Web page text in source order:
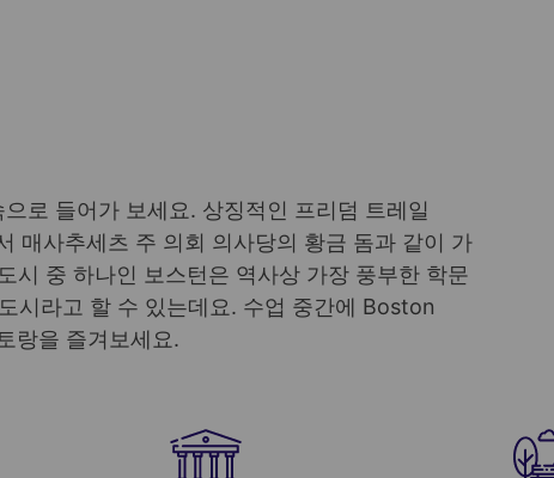
로 들어가 보세요. 상징적인 프리덤 트레일
매사추세츠 주 의회 의사당의 황금 돔과 같이 가
시 중 하나인 보스턴은 역사상 가장 풍부한 학문
시라고 할 수 있는데요. 수업 중간에 Boston
랑을 즐겨보세요.